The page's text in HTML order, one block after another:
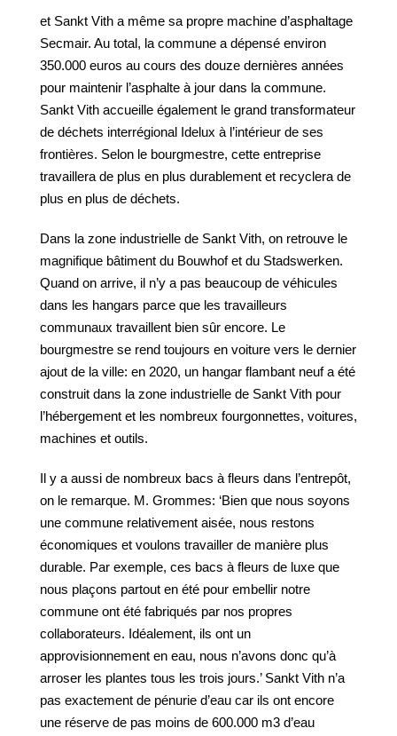
et Sankt Vith a même sa propre machine d’asphaltage
Secmair. Au total, la commune a dépensé environ
350.000 euros au cours des douze dernières années
pour maintenir l’asphalte à jour dans la commune.
Sankt Vith accueille également le grand transformateur
de déchets interrégional Idelux à l’intérieur de ses
frontières. Selon le bourgmestre, cette entreprise
travaillera de plus en plus durablement et recyclera de
plus en plus de déchets.
Dans la zone industrielle de Sankt Vith, on retrouve le
magnifique bâtiment du Bouwhof et du Stadswerken.
Quand on arrive, il n’y a pas beaucoup de véhicules
dans les hangars parce que les travailleurs
communaux travaillent bien sûr encore. Le
bourgmestre se rend toujours en voiture vers le dernier
ajout de la ville: en 2020, un hangar flambant neuf a été
construit dans la zone industrielle de Sankt Vith pour
l’hébergement et les nombreux fourgonnettes, voitures,
machines et outils.
Il y a aussi de nombreux bacs à fleurs dans l’entrepôt,
on le remarque. M. Grommes: ‘Bien que nous soyons
une commune relativement aisée, nous restons
économiques et voulons travailler de manière plus
durable. Par exemple, ces bacs à fleurs de luxe que
nous plaçons partout en été pour embellir notre
commune ont été fabriqués par nos propres
collaborateurs. Idéalement, ils ont un
approvisionnement en eau, nous n’avons donc qu’à
arroser les plantes tous les trois jours.’ Sankt Vith n’a
pas exactement de pénurie d’eau car ils ont encore
une réserve de pas moins de 600.000 m3 d’eau